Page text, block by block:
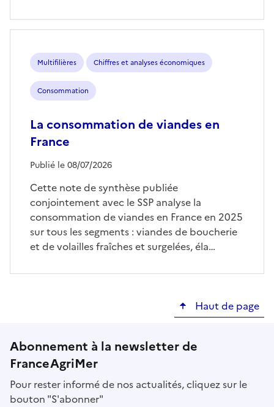
Multifilières Chiffres et analyses économiques
Consommation
La consommation de viandes en
France
Publié le 08/07/2026
Cette note de synthèse publiée
conjointement avec le SSP analyse la
consommation de viandes en France en 2025
sur tous les segments : viandes de boucherie
et de volailles fraîches et surgelées, éla…
Haut de page
Abonnement à la newsletter de
FranceAgriMer
Pour rester informé de nos actualités, cliquez sur le
bouton "S'abonner"